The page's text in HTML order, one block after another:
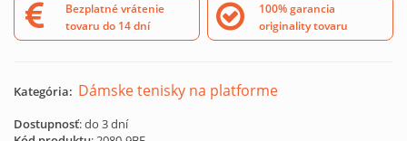
Bezplatné vrátenie
tovaru do 14 dní
100% garancia
originality tovaru
Kategória: Dámske tenisky na platforme
Dostupnosť: do 3 dní